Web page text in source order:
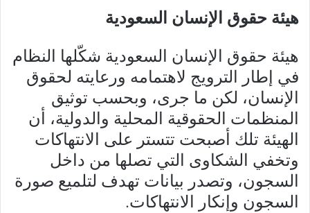
هيئة حقوق الإنسان السعودية
هيئة حقوق الإنسان السعودية شكّلها النظام
في إطار الترويج لاهتمامه ورعايته لحقوق
الإنسان، لكن ما جرى، وبحسب توثيق
المنظمات الحقوقية المحلية والدولية، أن
الهيئة تلك أصبحت تتستر على الانتهاكات
وتخفي الشكاوى التي تصلها من داخل
السجون، وتصدر بيانات تهدف لتلميع صورة
السجون وإنكار الانتهاكات.